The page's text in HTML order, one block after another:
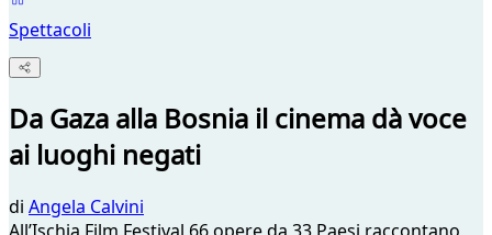
Spettacoli
Da Gaza alla Bosnia il cinema dà voce
ai luoghi negati
di Angela Calvini